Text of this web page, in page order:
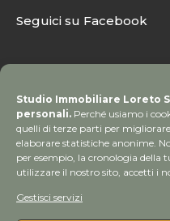
Studio Immobiliare Loreto
personali. Perché usiamo i
quelli di terze parti per
elaborare statistiche anonime.
per esempio, la cronologia della
utilizzare il nostro sito, accetti i
Gestisci servizi
Seguici su Facebook